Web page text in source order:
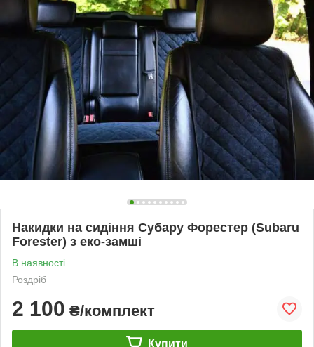
Накидки на сидіння Субару Форестер (Subaru
Forester) з еко-замші
В наявності
Роздріб
2 100 ₴/комплект
Купити